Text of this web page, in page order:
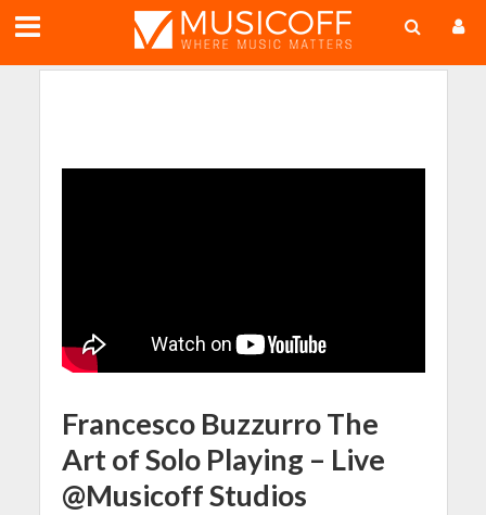
Francesco Buzzurro The
Art of Solo Playing – Live
@Musicoff Studios